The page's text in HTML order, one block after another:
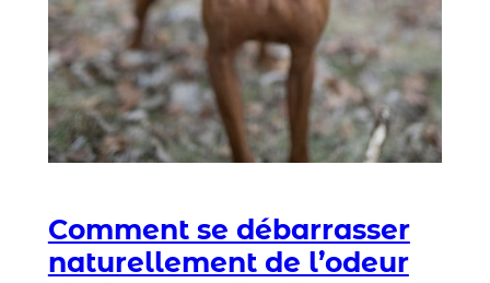
Comment se débarrasser
naturellement de l’odeur